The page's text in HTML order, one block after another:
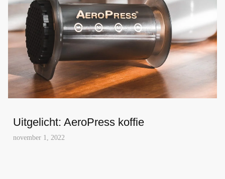
Uitgelicht: AeroPress koffie
november 1, 2022